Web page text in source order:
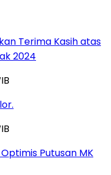
Terima Kasih atas
2024
Putusan MK